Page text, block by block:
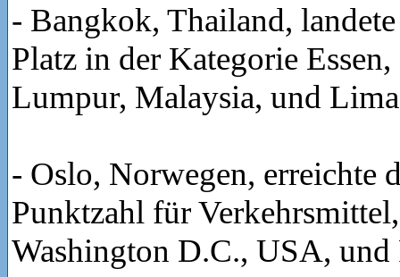
- Bangkok, Thailand,
Platz in der Kategorie
Lumpur, Malaysia, und
- Oslo, Norwegen, erreichte
Punktzahl für
Washington D.C., USA, und